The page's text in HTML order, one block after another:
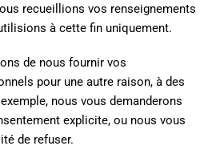
recueillions vos renseignements
à cette fin uniquement.
de nous fournir vos
pour une autre raison, à des
nous vous demanderons
explicite, ou nous vous
de refuser.